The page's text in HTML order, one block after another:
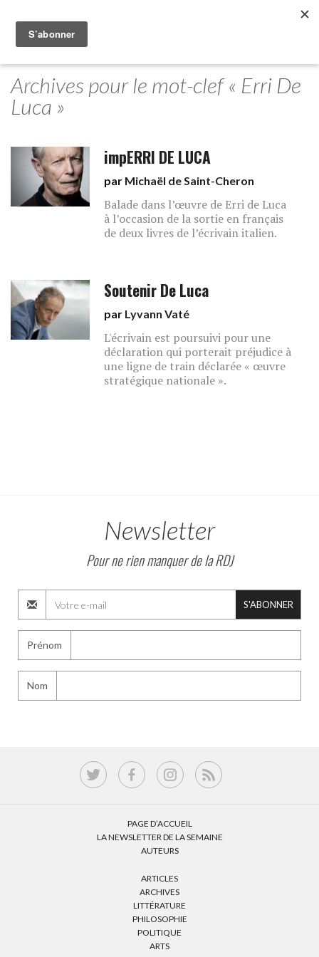
Archives pour le mot-clef « Erri De
Luca »
impERRI DE LUCA
par Michaël de Saint-Cheron
Balade dans l’œuvre de Erri de Luca
à l’occasion de la sortie en français
de deux livres de l’écrivain italien.
Soutenir De Luca
par Lyvann Vaté
L'écrivain est poursuivi pour une
déclaration qui porterait préjudice à
une ligne de train déclarée « œuvre
stratégique nationale ».
Newsletter
Pour ne rien manquer de la RDJ
S'ABONNER
Prénom
Nom
PAGE D’ACCUEIL
LA NEWSLETTER DE LA SEMAINE
AUTEURS
ARTICLES
ARCHIVES
LITTÉRATURE
PHILOSOPHIE
POLITIQUE
ARTS